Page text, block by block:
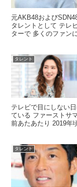
元AKB48および
タレントとして テレ
ターで 多くのファン
タレント
テレビで目にしない
ている ファーストサ
前あたあたり 2019年
タレント